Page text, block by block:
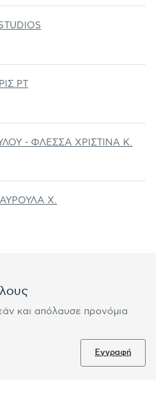
PT
- ΦΛΕΣΣΑ ΧΡΙΣΤΙΝΑ Κ.
Χ.
και απόλαυσε προνόμια
Εγγραφή